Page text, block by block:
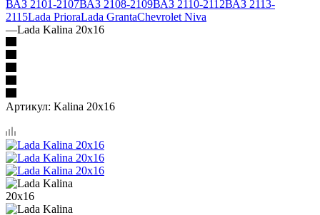
ВАЗ 2101-2107ВАЗ 2108-2109ВАЗ 2110-2112ВАЗ 2113-
2115Lada PrioraLada GrantaChevrolet Niva
—Lada Kalina 20x16
Артикул: Kalina 20x16